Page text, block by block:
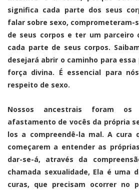
significa cada parte dos seus
falar sobre sexo, comprometeram-
de seus corpos e ter um parceiro
cada parte de seus corpos.
desejará abrir o caminho para
força divina. É essencial para
respeito de sexo.
Nossos ancestrais foram os
afastamento de vocês da própria
los a compreendê-la mal. A cura
começarem a entender as
dar-se-á, através da
chamada sexualidade, Ela é uma
curas, que precisam ocorrer no